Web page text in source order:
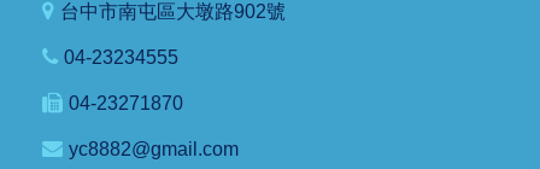
台中市南屯區大墩路902號
04-23234555
04-23271870
yc8882@gmail.com